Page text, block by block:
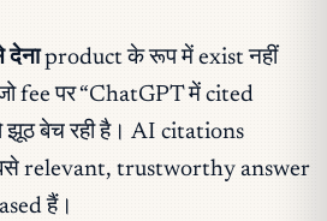
product के रूप में exist नहीं
fee पर “ChatGPT में cited
झूठ बेच रही है। AI citations
relevant, trustworthy answer
हैं।